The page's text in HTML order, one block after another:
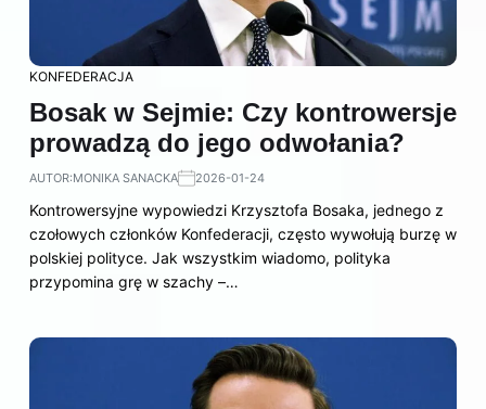
KONFEDERACJA
Bosak w Sejmie: Czy kontrowersje
prowadzą do jego odwołania?
AUTOR:MONIKA SANACKA 2026-01-24
Kontrowersyjne wypowiedzi Krzysztofa Bosaka, jednego z
czołowych członków Konfederacji, często wywołują burzę w
polskiej polityce. Jak wszystkim wiadomo, polityka
przypomina grę w szachy –…